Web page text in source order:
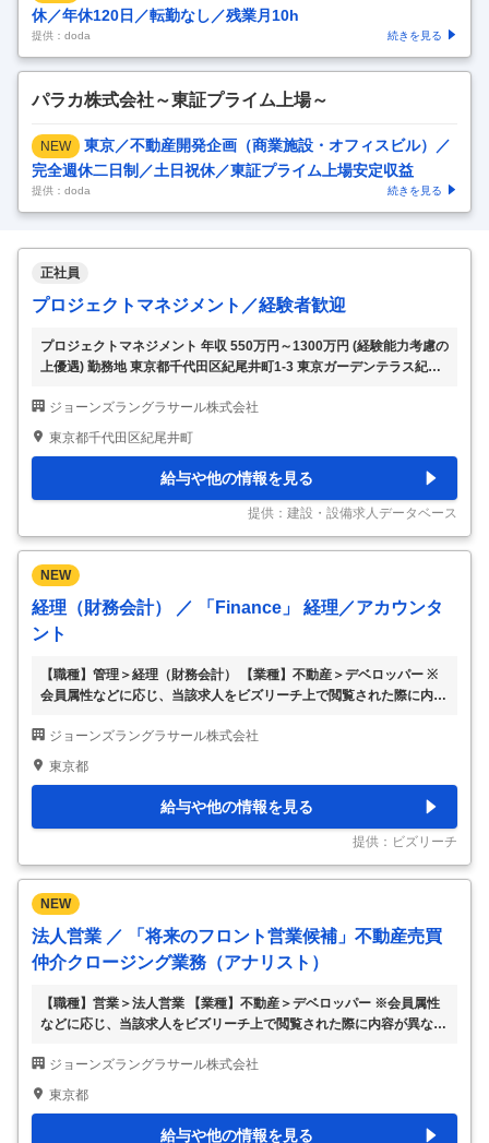
休／年休120日／転勤なし／残業月10h
提供：doda 続きを見る
パラカ株式会社～東証プライム上場～
NEW
東京／不動産開発企画（商業施設・オフィスビル）／
完全週休二日制／土日祝休／東証プライム上場安定収益
提供：doda 続きを見る
正社員
プロジェクトマネジメント／経験者歓迎
プロジェクトマネジメント 年収 550万円～1300万円 (経験能力考慮の
上優遇) 勤務地 東京都千代田区紀尾井町1-3 東京ガーデンテラス紀尾
従事していただきます。 【具体的には】 ■職務内容：プロジェクトマ
ネージャーとして、社内外のステークホルダーと緊密に連携し、優れ
立案と計画通りに完了するのは勿論、同社業務の遂行及び計画内での
完了に励んでいただきます。具体的には、プロジェクトマネジメント
（会議体管理、デザイナー管理・ベンダー管理、プロジェクト予算管
理・スケジュー…
ジョーンズラングラサール株式会社
東京都千代田区紀尾井町
給与や他の情報を見る
提供：建設・設備求人データベース
NEW
経理（財務会計） ／ 「Finance」 経理／アカウンタ
ント
【職種】管理＞経理（財務会計） 【業種】不動産＞デベロッパー ※
会員属性などに応じ、当該求人をビズリーチ上で閲覧された際に内容
ommission計算・レビュー、AR・IC関連業務、月次及び年次決算業
務について、国内外の関連部門と連携して業務を行っていただきま
しているため、主な業務は例外案件の対応やレポート作成になりま
す。 業務に慣れてきたら各種ITシステム等の導入、更に海外関連部門
と協力し業務効率化の推進もご担当頂く予定です。このポジションを
通してCommi…
ジョーンズラングラサール株式会社
東京都
給与や他の情報を見る
提供：ビズリーチ
NEW
法人営業 ／ 「将来のフロント営業候補」不動産売買
仲介クロージング業務（アナリスト）
【職種】営業＞法人営業 【業種】不動産＞デベロッパー ※会員属性
などに応じ、当該求人をビズリーチ上で閲覧された際に内容が異なる
シニアアナリスト） ～将来のフロント業務を見据えたキャリアスタ
ート～ Capital Marketsではオフィス、賃貸住宅、物流施設や商業施
ゆる商業用不動産の売却や取得をサポートします。 JLLのグローバル
ジョーンズラングラサール株式会社
東京都
給与や他の情報を見る